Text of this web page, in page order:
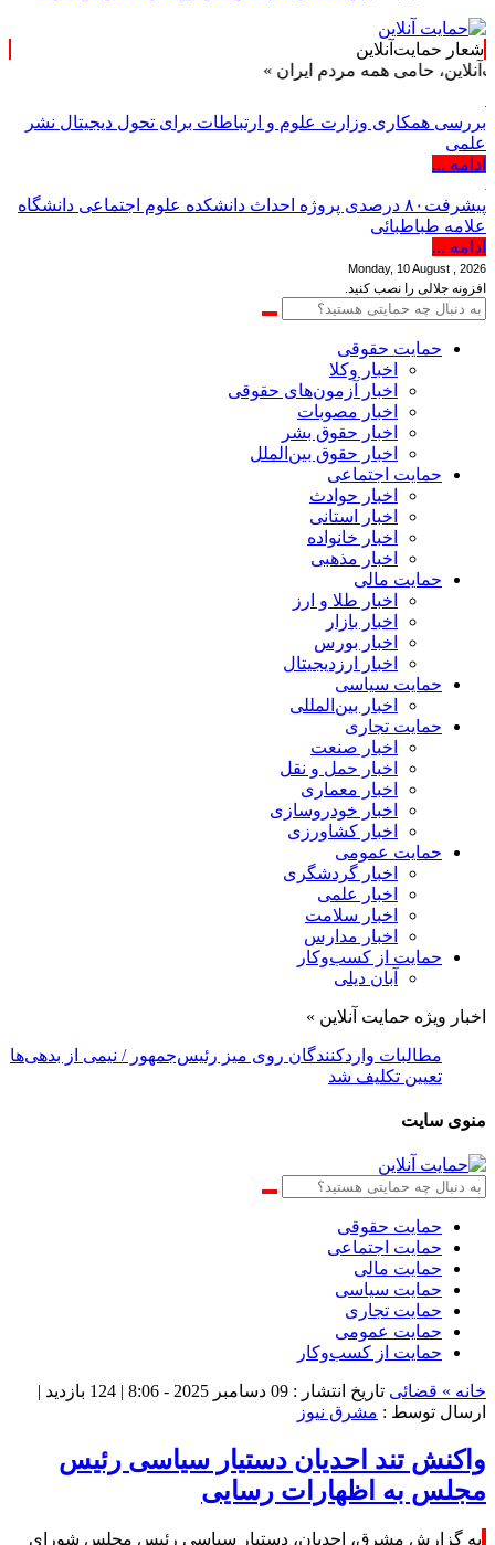
شعار حمایت‌آنلاین
حامی همه مردم ایران »
بررسی همکاری وزارت علوم و ارتباطات برای تحول دیجیتال نشر
علمی
ادامه ...
پیشرفت۸۰ درصدی پروژه احداث دانشکده علوم اجتماعی دانشگاه
علامه طباطبائی
ادامه ...
Monday, 10 August , 2026
افزونه جلالی را نصب کنید.
حمایت حقوقی
اخبار وکلا
اخبار آزمون‌های حقوقی
اخبار مصوبات
اخبار حقوق بشر
اخبار حقوق بین‌الملل
حمایت اجتماعی
اخبار حوادث
اخبار استانی
اخبار خانواده
اخبار مذهبی
حمایت مالی
اخبار طلا و ارز
اخبار بازار
اخبار بورس
اخبار ارزدیجیتال
حمایت سیاسی
اخبار بین‌المللی
حمایت تجاری
اخبار صنعت
اخبار حمل و نقل
اخبار معماری
اخبار خودروسازی
اخبار کشاورزی
حمایت عمومی
اخبار گردشگری
اخبار علمی
اخبار سلامت
اخبار مدارس
حمایت از کسب‌وکار
آبان دیلی
اخبار ویژه حمایت آنلاین »
جزئیات تصمیم جدی
حمایت اجتماعی
حمایت مالی
حمایت سیاسی
حمایت تجاری
حمایت عمومی
حمایت از کسب‌وکار
ارسال توسط :مشرق نیوز
واکنش تند احدیان دستیار سیاسی رئیس
مجلس به اظهارات رسایی
اسلامی در توئیتر نوشت: جناب رسایی! شما عادت دارید حرف‌های